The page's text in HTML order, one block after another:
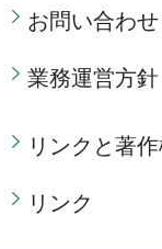
お問い合わせ
業務運営方針
リンクと著
リンク